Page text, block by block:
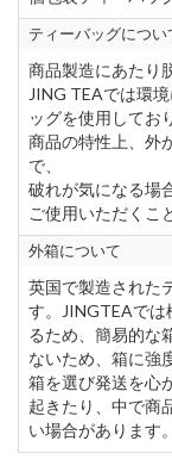
ティーバッグについ
商品製造にあたり
JING TEAでは環
ッグを使用してお
商品の特性上、外
で、
破れが気になる場
ご使用いただくこ
外箱について
英国で製造された
す。JINGTEAでは
るため、簡易的な
ないため、箱に強
箱を選び発送を心
起きたり、中で商
い場合があります